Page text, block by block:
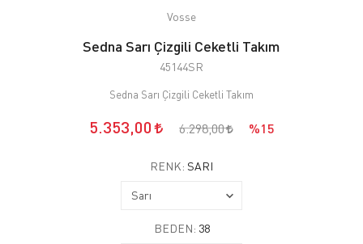
Vosse
Sedna Sarı Çizgili Ceketli Takım
45144SR
Sedna Sarı Çizgili Ceketli Takım
5.353,00 6.298,00 %15
RENK: SARI
BEDEN: 38